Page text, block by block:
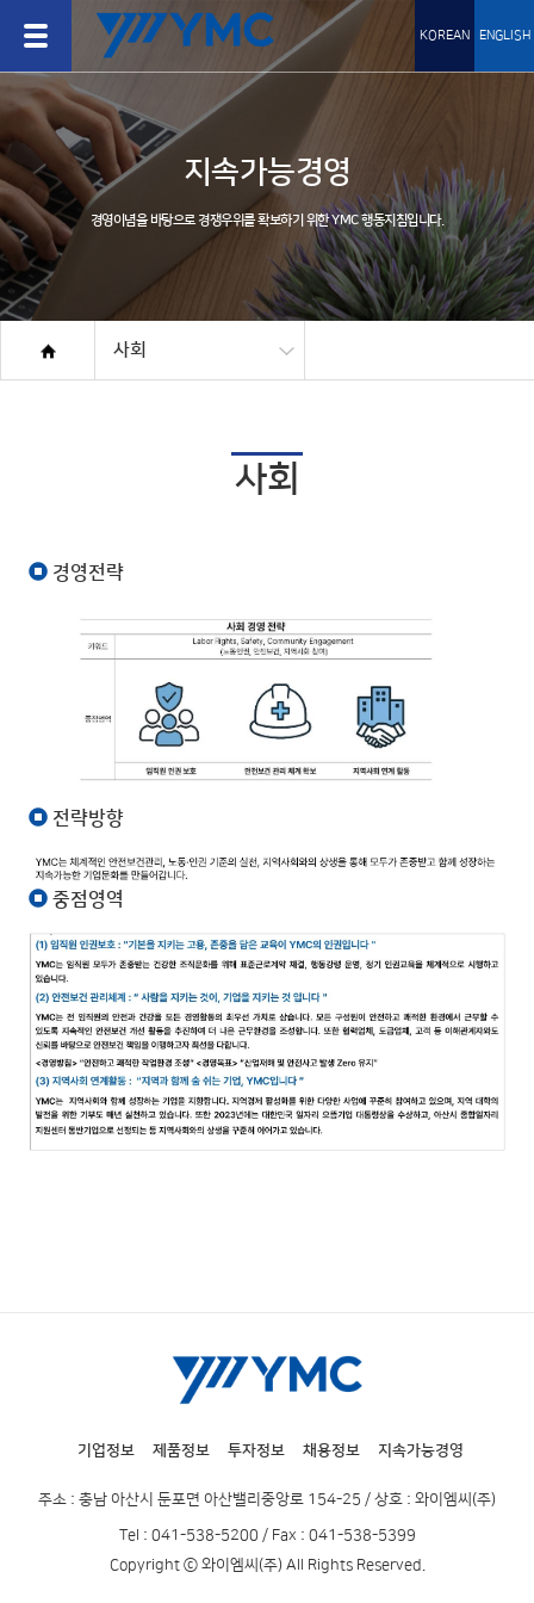
KOREAN ENGLISH
지속가능경영
경영이념을 바탕으로 경쟁우위를 확보하기 위한 YMC 행동지침입니다.
사회
사회
경영전략
전략방향
중점영역
기업정보 제품정보 투자정보 채용정보 지속가능경영
주소 : 충남 아산시 둔포면 아산밸리중앙로 154-25 / 상호 : 와이엠씨(주)
Tel : 041-538-5200 / Fax : 041-538-5399
Copyright ⓒ 와이엠씨(주) All Rights Reserved.